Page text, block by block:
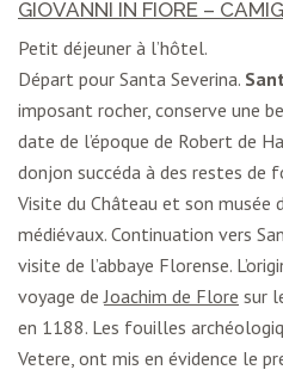
GIOVANNI IN FIORE –
Petit déjeuner à l’hôtel.
Départ pour Santa Severina.
imposant rocher, conserve une
date de l’époque de Robert de
donjon succéda à des restes de
Visite du Château et son
médiévaux. Continuation vers
visite de l’abbaye Florense.
voyage deJoachim de Flore sur
en 1188. Les fouilles
Vetere, ont mis en évidence le